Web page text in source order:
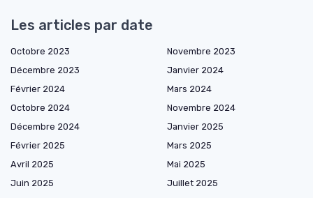
Les articles par date
Octobre 2023
Novembre 2023
Décembre 2023
Janvier 2024
Février 2024
Mars 2024
Octobre 2024
Novembre 2024
Décembre 2024
Janvier 2025
Février 2025
Mars 2025
Avril 2025
Mai 2025
Juin 2025
Juillet 2025